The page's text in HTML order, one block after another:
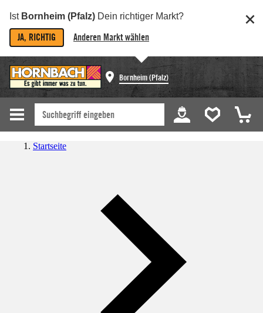
Ist Bornheim (Pfalz) Dein richtiger Markt?
JA, RICHTIG Anderen Markt wählen
Bornheim (Pfalz)
Startseite